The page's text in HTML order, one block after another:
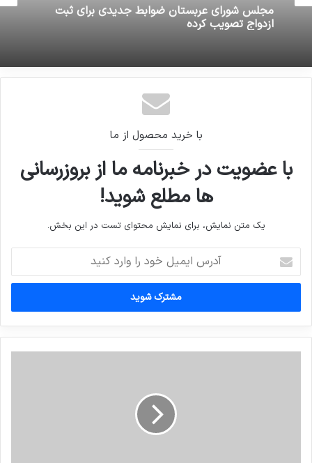
مجلس شورای عربستان ضوابط جدیدی برای ثبت
ازدواج تصویب کرده
با خرید محصول از ما
با عضویت در خبرنامه ما از بروزرسانی
ها مطلع شوید!
یک متن نمایش، برای نمایش محتوای تست در این بخش.
ایمیل
خود
وارد
کنید